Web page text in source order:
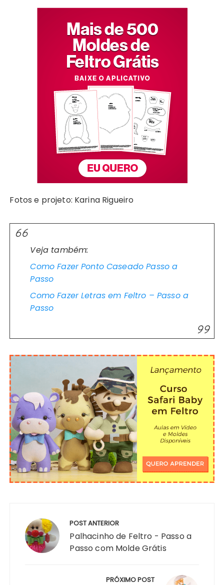
Fotos e projeto: Karina Rigueiro
Veja também:
Como Fazer Ponto Caseado Passo a
Passo
Como Fazer Letras em Feltro – Passo a
Passo
Post
POST ANTERIOR
Palhacinho de Feltro - Passo a
Passo com Molde Grátis
PRÓXIMO POST